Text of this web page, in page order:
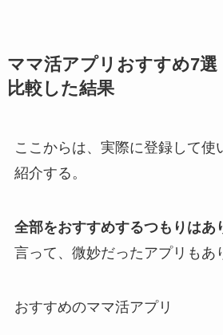
ママ活アプリおすすめ7選
比較した結果
ここからは、実際に登録して使
紹介する。
全部をおすすめするつもりはあ
言って、微妙だったアプリもあ
おすすめのママ活アプリ